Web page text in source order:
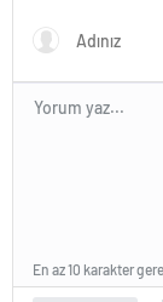
En az 10 karakter